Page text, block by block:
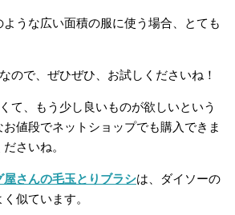
うな広い面積の服に使う場合、とても
ので、ぜひぜひ、お試しくださいね！
て、もう少し良いものが欲しいという
値段でネットショップでも購入できま
さいね。
屋さんの毛玉とりブラシは、ダイソーの
似ています。